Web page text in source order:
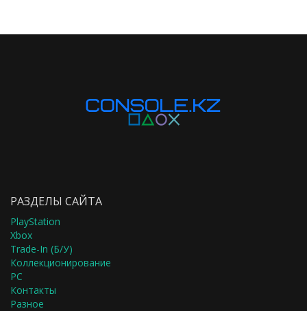
РАЗДЕЛЫ САЙТА
PlayStation
Xbox
Trade-In (Б/У)
Коллекционирование
PC
Контакты
Разное